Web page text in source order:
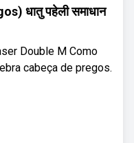
धातु पहेली समाधान
Double M Como
cabeça de pregos.